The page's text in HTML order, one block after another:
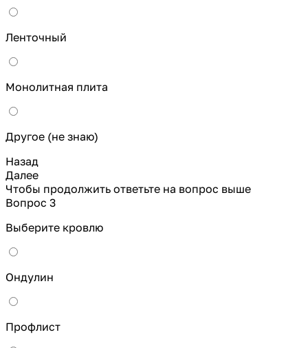
Ленточный
Монолитная плита
Другое (не знаю)
Назад
Далее
Чтобы продолжить ответьте на вопрос выше
Вопрос 3
Выберите кровлю
Ондулин
Профлист